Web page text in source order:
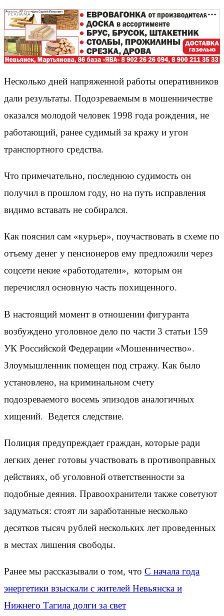
РЕКЛАМА
Несколько дней напряженной работы оперативников
дали результаты. Подозреваемым в мошенничестве
оказался молодой человек 1998 года рождения, не
работающий, ранее судимый за кражу и угон
транспортного средства.
Что примечательно, последнюю судимость он
получил в прошлом году, но на путь исправления
видимо вставать не собирался.
Как пояснил сам «курьер», поучаствовать в схеме по
отъему денег у пенсионеров ему предложили через
соцсети некие «работодатели», которым он
перечислял основную часть похищенного.
В настоящий момент в отношении фигуранта
возбуждено уголовное дело по части 3 статьи 159
УК Российской Федерации «Мошенничество».
Злоумышленник помещен под стражу. Как было
установлено, на криминальном счету
подозреваемого восемь эпизодов аналогичных
хищений. Ведется следствие.
Полиция предупреждает граждан, которые ради
легких денег готовы участвовать в противоправных
действиях, об уголовной ответственности за
подобные деяния. Правоохранители также советуют
задуматься: стоят ли заработанные несколько
десятков тысяч рублей нескольких лет проведенных
в местах лишения свободы.
Ранее мы рассказывали о том, что С начала года
энергетики взыскали с жителей Невьянска и
Нижнего Тагила долги за свет